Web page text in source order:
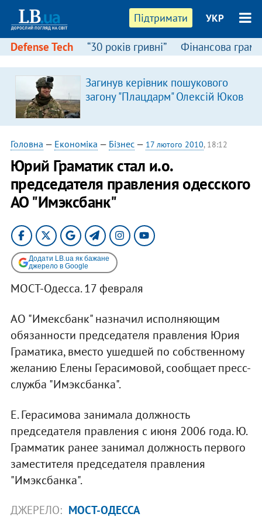
Підтримати УКР
Defense Tech “30 років гривні” Фінансова
Загинув керівник пошукового
загону "Плацдарм" Олексій Юков
Головна — Економіка — Бізнес— 17 лютого 2010, 18:12
Юрий Граматик стал и.о.
председателя правления одесского
АО "Имэксбанк"
Додати LB.ua як бажане
джерело в Google
МОСТ-Одесса. 17 февраля
АО "Имексбанк" назначил исполняющим
обязанности председателя правления Юрия
Граматика, вместо ушедшей по собственному
желанию Елены Герасимовой, сообщает пресс-
служба "Имэксбанка".
Е. Герасимова занимала должность
председателя правления с июня 2006 года. Ю.
Грамматик ранее занимал должность первого
заместителя председателя правления
"Имэксбанка".
ДЖЕРЕЛО: МОСТ-ОДЕССА